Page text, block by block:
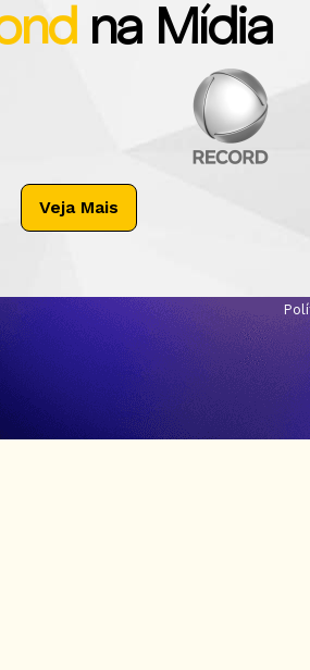
na Mídia
Veja Mais